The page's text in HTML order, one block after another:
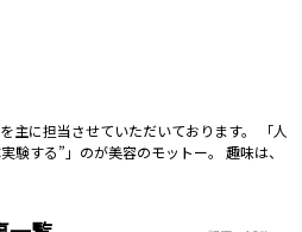
主に担当させていただいております。 「人
験する”」のが美容のモットー。 趣味は、